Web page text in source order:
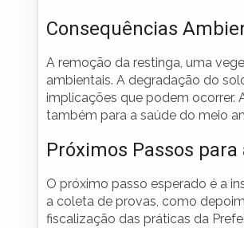
Consequências
A remoção da restinga, uma
ambientais. A degradação do
implicações que podem ocorrer.
também para a saúde do meio
Próximos Passos
O próximo passo esperado é a
a coleta de provas, como
fiscalização das práticas da